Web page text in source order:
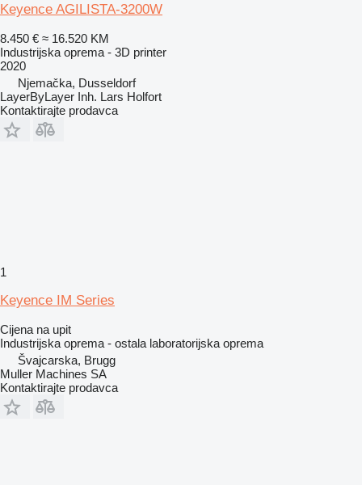
Keyence AGILISTA-3200W
8.450 € ≈ 16.520 KM
Industrijska oprema - 3D printer
2020
Njemačka, Dusseldorf
LayerByLayer Inh. Lars Holfort
Kontaktirajte prodavca
1
Keyence IM Series
Cijena na upit
Industrijska oprema - ostala laboratorijska oprema
Švајcarska, Brugg
Muller Machines SA
Kontaktirajte prodavca